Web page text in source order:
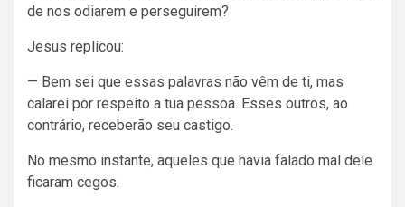
de nos odiarem e perseguirem?
Jesus replicou:
— Bem sei que essas palavras não vêm de ti, mas
calarei por respeito a tua pessoa. Esses outros, ao
contrário, receberão seu castigo.
No mesmo instante, aqueles que havia falado mal dele
ficaram cegos.